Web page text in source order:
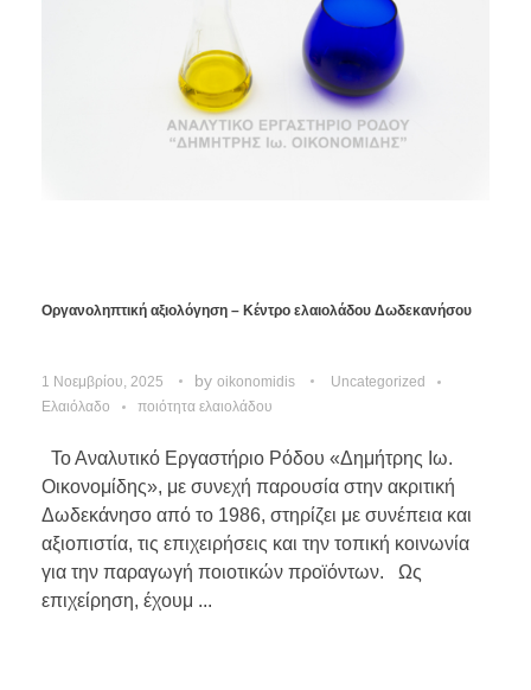
Οργανοληπτική αξιολόγηση – Κέντρο ελαιολάδου Δωδεκανήσου
1 Νοεμβρίου, 2025 by oikonomidis
Uncategorized
Ελαιόλαδο
ποιότητα ελαιολάδου
Το Αναλυτικό Εργαστήριο Ρόδου «Δημήτρης Ιω.
Οικονομίδης», με συνεχή παρουσία στην ακριτική
Δωδεκάνησο από το 1986, στηρίζει με συνέπεια και
αξιοπιστία, τις επιχειρήσεις και την τοπική κοινωνία
για την παραγωγή ποιοτικών προϊόντων. Ως
επιχείρηση, έχουμ ...